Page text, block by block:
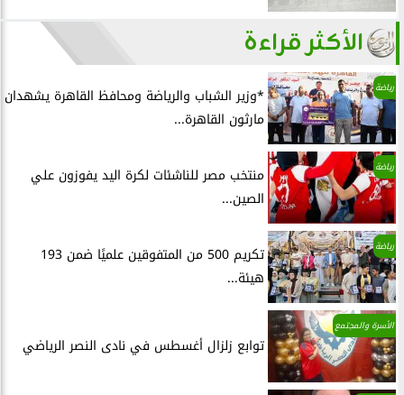
الأكثر قراءة
رياضة
*وزير الشباب والرياضة ومحافظ القاهرة يشهدان
مارثون القاهرة...
رياضة
منتخب مصر للناشئات لكرة اليد يفوزون علي
الصين...
رياضة
تكريم 500 من المتفوقين علميًا ضمن 193
هيئة...
الأسرة والمجتمع
توابع زلزال أغسطس في نادى النصر الرياضي